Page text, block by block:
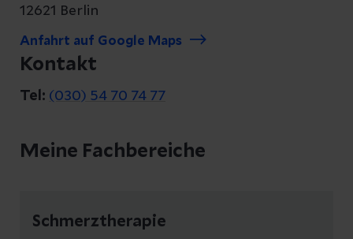
12621 Berlin
Anfahrt auf Google Maps
Kontakt
Tel: (030) 54 70 74 77
Meine Fachbereiche
Schmerztherapie